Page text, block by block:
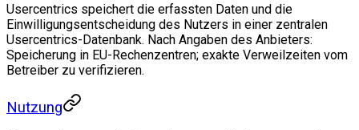
Usercentrics speichert die erfassten Daten und die
Einwilligungsentscheidung des Nutzers in einer zentralen
Usercentrics-Datenbank. Nach Angaben des Anbieters:
Speicherung in EU-Rechenzentren; exakte Verweilzeiten vom
Betreiber zu verifizieren.
Nutzung